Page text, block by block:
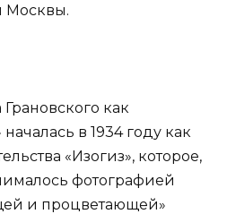
Москвы.
как
в 1934 году как
«Изогиз», которое,
фотографией
и процветающей»